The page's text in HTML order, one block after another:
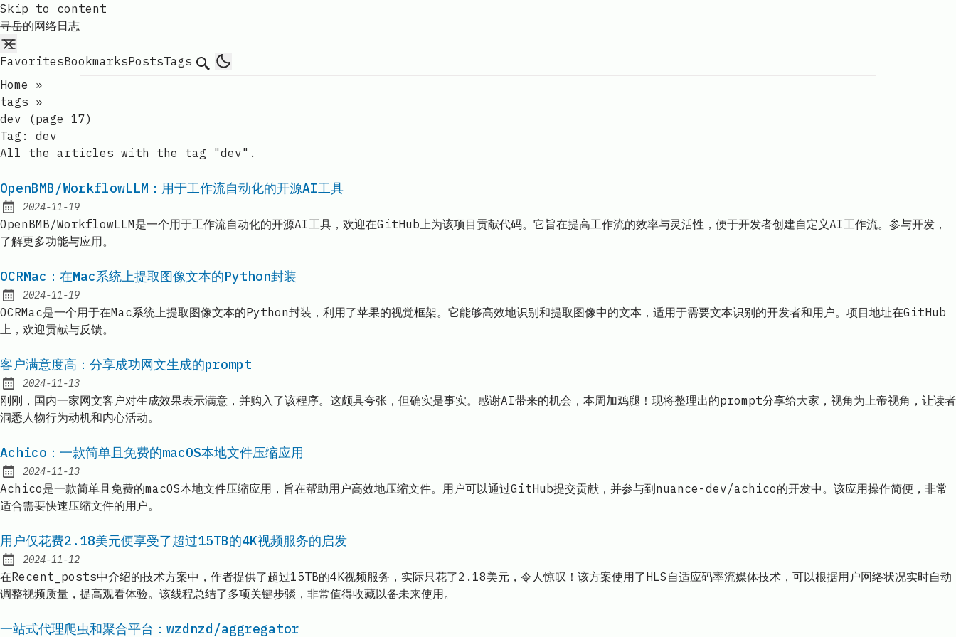
Skip to content
寻岳的网络日志
FavoritesBookmarksPostsTags Search
Home
»
tags »
dev (page 17)
Tag: dev
All the articles with the tag "dev".
OpenBMB/WorkflowLLM：用于工作流自动化的开源AI工具
Published:
2024-11-19
OpenBMB/WorkflowLLM是一个用于工作流自动化的开源AI工具，欢迎在GitHub上为该项目贡献代码。它旨在提高工作流的效率与灵活性，便于开发者创建自定义AI工作流。参与开发，
了解更多功能与应用。
OCRMac：在Mac系统上提取图像文本的Python封装
Published:
2024-11-19
OCRMac是一个用于在Mac系统上提取图像文本的Python封装，利用了苹果的视觉框架。它能够高效地识别和提取图像中的文本，适用于需要文本识别的开发者和用户。项目地址在GitHub
上，欢迎贡献与反馈。
客户满意度高：分享成功网文生成的prompt
Published:
2024-11-13
刚刚，国内一家网文客户对生成效果表示满意，并购入了该程序。这颇具夸张，但确实是事实。感谢AI带来的机会，本周加鸡腿！现将整理出的prompt分享给大家，视角为上帝视角，让读者
洞悉人物行为动机和内心活动。
Achico：一款简单且免费的macOS本地文件压缩应用
Published:
2024-11-13
Achico是一款简单且免费的macOS本地文件压缩应用，旨在帮助用户高效地压缩文件。用户可以通过GitHub提交贡献，并参与到nuance-dev/achico的开发中。该应用操作简便，非常
适合需要快速压缩文件的用户。
用户仅花费2.18美元便享受了超过15TB的4K视频服务的启发
Published:
2024-11-12
在Recent_posts中介绍的技术方案中，作者提供了超过15TB的4K视频服务，实际只花了2.18美元，令人惊叹！该方案使用了HLS自适应码率流媒体技术，可以根据用户网络状况实时自动
调整视频质量，提高观看体验。该线程总结了多项关键步骤，非常值得收藏以备未来使用。
一站式代理爬虫和聚合平台：wzdnzd/aggregator